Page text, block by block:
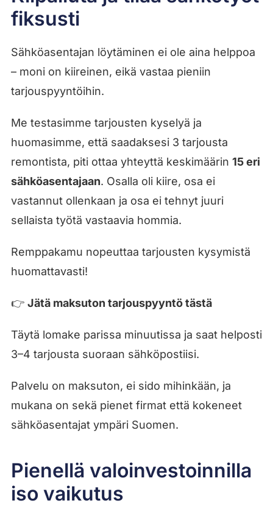
fiksusti
Sähköasentajan löytäminen ei ole aina helppoa
– moni on kiireinen, eikä vastaa pieniin
tarjouspyyntöihin.
Me testasimme tarjousten kyselyä ja
huomasimme, että saadaksesi 3 tarjousta
remontista, piti ottaa yhteyttä keskimäärin 15 eri
sähköasentajaan. Osalla oli kiire, osa ei
vastannut ollenkaan ja osa ei tehnyt juuri
sellaista työtä vastaavia hommia.
Remppakamu nopeuttaa tarjousten kysymistä
huomattavasti!
👉 Jätä maksuton tarjouspyyntö tästä
Täytä lomake parissa minuutissa ja saat helposti
3–4 tarjousta suoraan sähköpostiisi.
Palvelu on maksuton, ei sido mihinkään, ja
mukana on sekä pienet firmat että kokeneet
sähköasentajat ympäri Suomen.
Pienellä valoinvestoinnilla
iso vaikutus